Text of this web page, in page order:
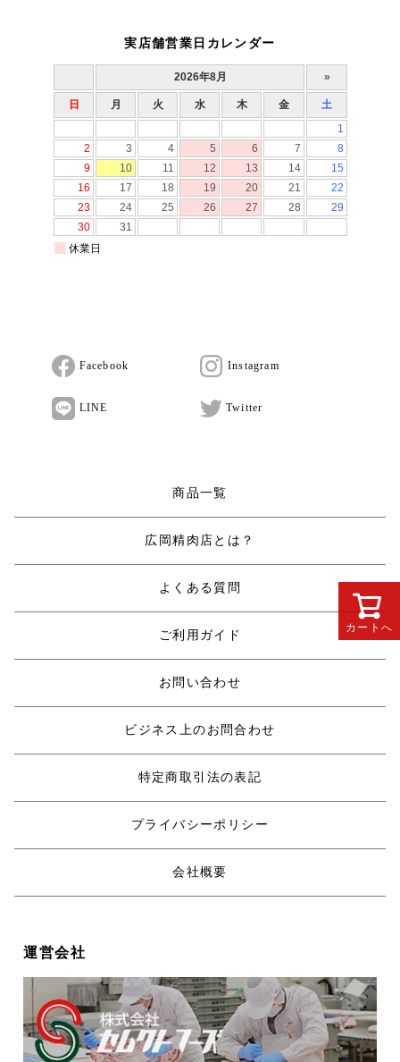
カートへ
実店舗営業日カレンダー
Facebook Instagram
LINE Twitter
商品一覧
広岡精肉店とは？
よくある質問
ご利用ガイド
お問い合わせ
ビジネス上のお問合わせ
特定商取引法の表記
プライバシーポリシー
会社概要
運営会社